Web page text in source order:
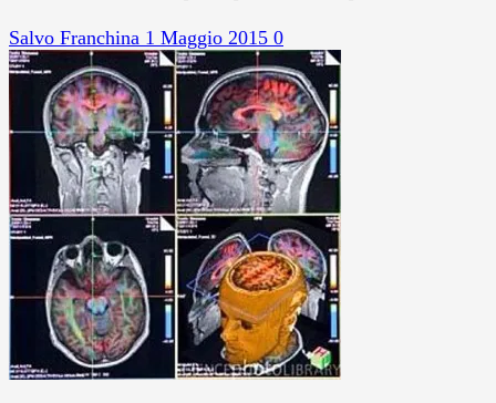
Salvo Franchina 1 Maggio 2015 0